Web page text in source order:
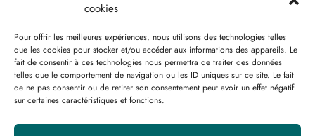
cookies
Pour offrir les meilleures expériences, nous utilisons des technologies telles
que les cookies pour stocker et/ou accéder aux informations des appareils. Le
fait de consentir à ces technologies nous permettra de traiter des données
telles que le comportement de navigation ou les ID uniques sur ce site. Le fait
de ne pas consentir ou de retirer son consentement peut avoir un effet négatif
sur certaines caractéristiques et fonctions.
Fiches analyses Système de notation “Expert”